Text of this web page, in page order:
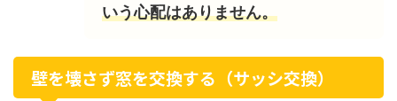
いう心配はありません。
壁を壊さず窓を交換する（サッシ交換）